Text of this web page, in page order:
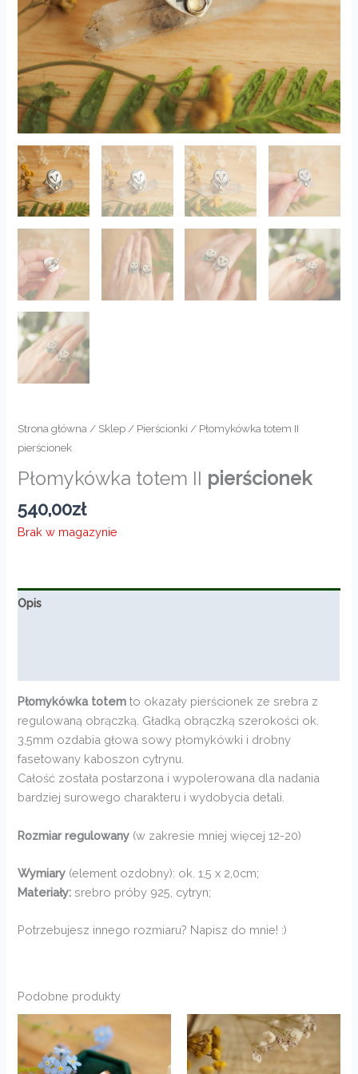
Strona główna / Sklep / Pierścionki / Płomykówka totem II
pierścionek
Płomykówka totem II pierścionek
540,00zł
Brak w magazynie
Opis
Płomykówka totem to okazały pierścionek ze srebra z
regulowaną obrączką. Gładką obrączką szerokości ok.
3,5mm ozdabia głowa sowy płomykówki i drobny
fasetowany kaboszon cytrynu.
Całość została postarzona i wypolerowana dla nadania
bardziej surowego charakteru i wydobycia detali.
Rozmiar regulowany (w zakresie mniej więcej 12-20)
Wymiary (element ozdobny): ok. 1,5 x 2,0cm;
Materiały: srebro próby 925, cytryn;
Potrzebujesz innego rozmiaru? Napisz do mnie! :)
Podobne produkty